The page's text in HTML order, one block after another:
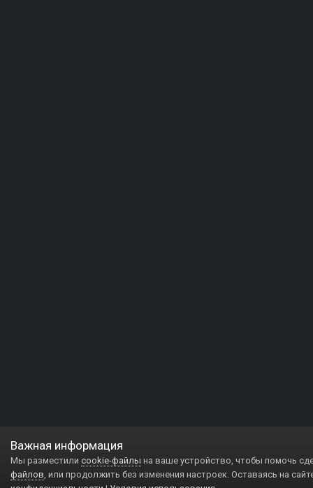
Важная информация
Мы разместили cookie-файлы на ваше устройство, чтобы помочь
файлов, или продолжить без изменения настроек. Оставаясь на